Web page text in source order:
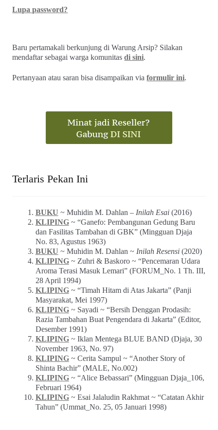
Lupa password?
Baru pertamakali berkunjung di Warung Arsip? Silakan
mendaftar sebagai warga komunitasdi sini.
Pertanyaan atau saran bisa disampaikan viaformulir ini.
Terlaris Pekan Ini
BUKU ~ Muhidin M. Dahlan – Inilah Esai(2016)
KLIPING~ “Ganefo: Pembangunan Gedung Baru
dan Fasilitas Tambahan di GBK” (Mingguan Djaja
No. 83, Agustus 1963)
BUKU ~ Muhidin M. Dahlan ~ Inilah Resensi(2020)
KLIPING~ Zuhri & Baskoro ~ “Pencemaran Udara
Aroma Terasi Masuk Lemari” (FORUM_No. 1 Th. III,
28 April 1994)
KLIPING~ “Timah Hitam di Atas Jakarta” (Panji
Masyarakat, Mei 1997)
KLIPING~ Sayadi ~ “Bersih Denggan Prodasih:
Razia Tambahan Buat Pengendara di Jakarta” (Editor,
Desember 1991)
KLIPING~ Iklan Mentega BLUE BAND (Djaja, 30
November 1963, No. 97)
KLIPING~ Cerita Sampul ~ “Another Story of
Shinta Bachir” (MALE, No.002)
KLIPING~ “Alice Bebassari” (Mingguan Djaja_106,
Februari 1964)
KLIPING~ Esai Jalaludin Rakhmat ~ “Catatan Akhir
Tahun” (Ummat_No. 25, 05 Januari 1998)